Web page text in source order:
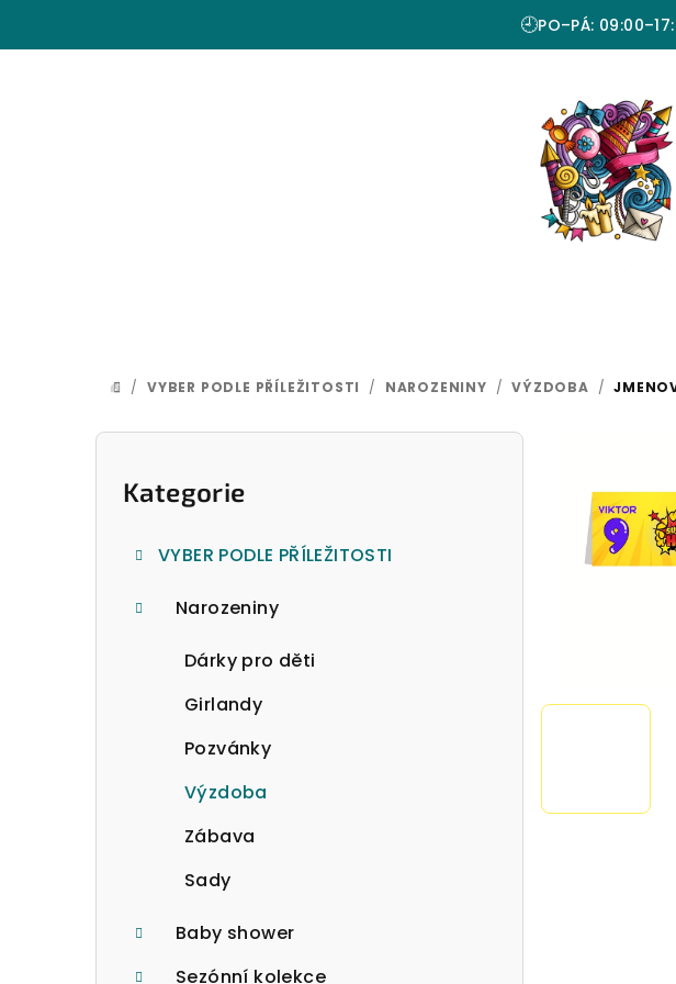
🕘PO–PÁ:
DOMŮ
/ VYBER PODLE PŘÍLEŽITOSTI / NAROZENINY / VÝZDOBA /
P
Přeskočit
kategorie
Kategorie
VYBER PODLE PŘÍLEŽITOSTI
Narozeniny
Dárky pro děti
Girlandy
Pozvánky
Výzdoba
Zábava
Sady
Baby shower
Sezónní kolekce